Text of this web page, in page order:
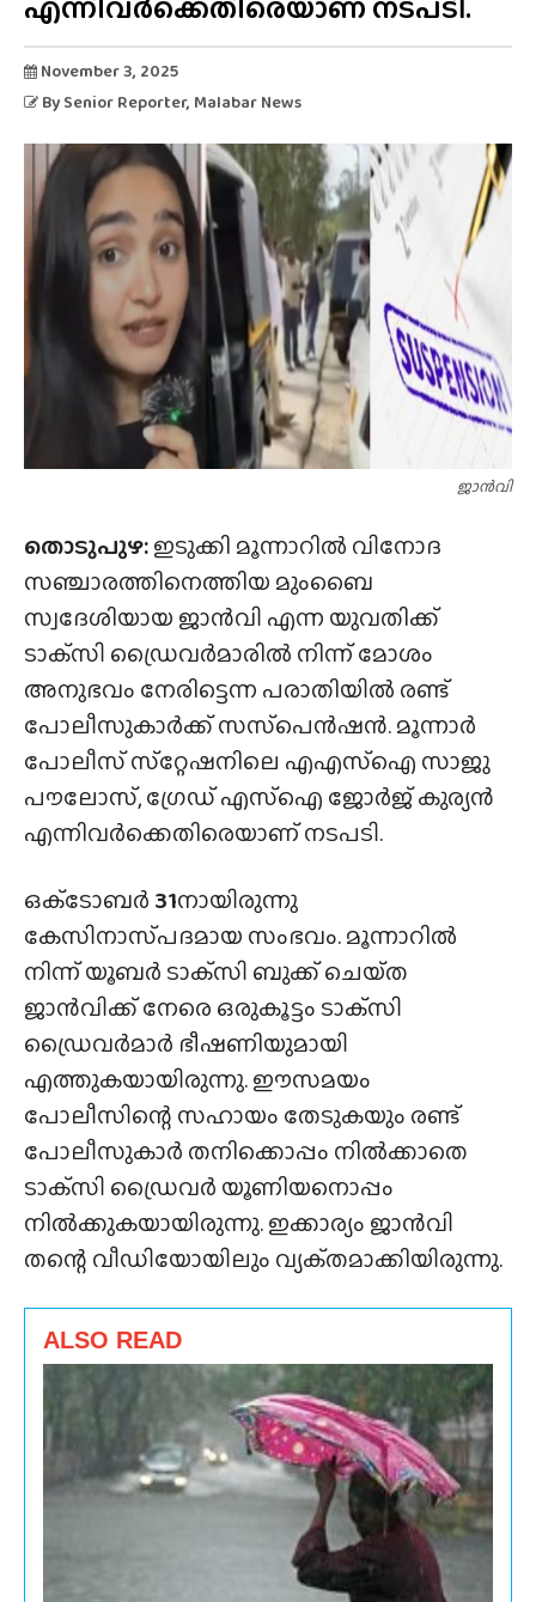
November 3, 2025
By Senior Reporter, Malabar News
ജാൻവി
തൊടുപുഴ:ഇടുക്കി മൂന്നാറിൽ വിനോദ
സഞ്ചാരത്തിനെത്തിയ മുംബൈ
സ്വദേശിയായ ജാൻവി എന്ന യുവതിക്ക്
ടാക്‌സി ഡ്രൈവർമാരിൽ നിന്ന് മോശം
അനുഭവം നേരിട്ടെന്ന പരാതിയിൽ രണ്ട്
പോലീസുകാർക്ക് സസ്‌പെൻഷൻ. മൂന്നാർ
പോലീസ് സ്‌റ്റേഷനിലെ എഎസ്ഐ സാജു
പൗലോസ്, ഗ്രേഡ് എസ്‌ഐ ജോർജ് കുര്യൻ
എന്നിവർക്കെതിരെയാണ് നടപടി.
ഒക്‌ടോബർ 31നായിരുന്നു
കേസിനാസ്‌പദമായ സംഭവം. മൂന്നാറിൽ
നിന്ന് യൂബർ ടാക്‌സി ബുക്ക് ചെയ്‌ത
ജാൻവിക്ക് നേരെ ഒരുകൂട്ടം ടാക്‌സി
ഡ്രൈവർമാർ ഭീഷണിയുമായി
എത്തുകയായിരുന്നു. ഈസമയം
പോലീസിന്റെ സഹായം തേടുകയും രണ്ട്
പോലീസുകാർ തനിക്കൊപ്പം നിൽക്കാതെ
ടാക്‌സി ഡ്രൈവർ യൂണിയനൊപ്പം
നിൽക്കുകയായിരുന്നു. ഇക്കാര്യം ജാൻവി
തന്റെ വീഡിയോയിലും വ്യക്‌തമാക്കിയിരുന്നു.
ALSO READ